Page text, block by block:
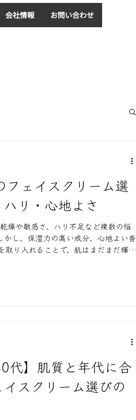
会社情報 お問い合わせ
フェイスクリーム選
リ・心地よさ
燥や敏感さ、ハリ不足など複数の悩
かし、保湿力の高い成分、心地よい香
取り入れることで、肌はまだまだ輝き
代】肌質と年代に合
スクリーム選びの